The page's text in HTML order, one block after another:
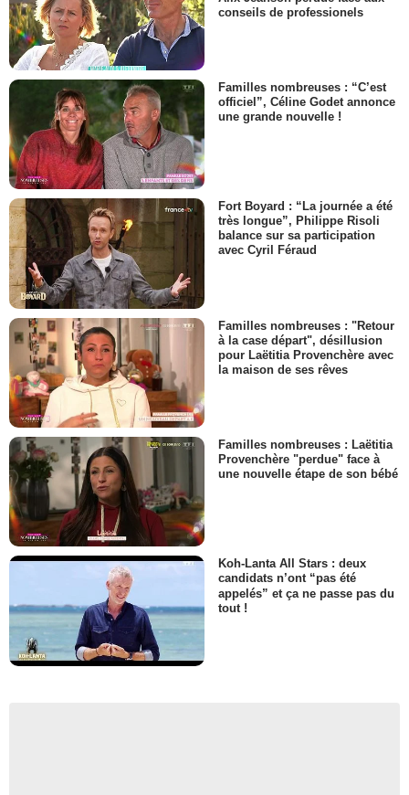
conseils de professionels
Familles nombreuses : “C’est
officiel”, Céline Godet annonce
une grande nouvelle !
Fort Boyard : “La journée a été
très longue”, Philippe Risoli
balance sur sa participation
avec Cyril Féraud
Familles nombreuses : "Retour
à la case départ", désillusion
pour Laëtitia Provenchère avec
la maison de ses rêves
Familles nombreuses : Laëtitia
Provenchère "perdue" face à
une nouvelle étape de son bébé
Koh-Lanta All Stars : deux
candidats n’ont “pas été
appelés” et ça ne passe pas du
tout !